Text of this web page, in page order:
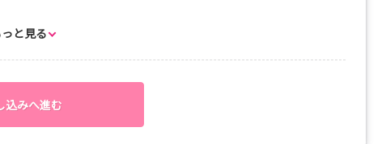
1名となっています。
と見る
込みへ進む